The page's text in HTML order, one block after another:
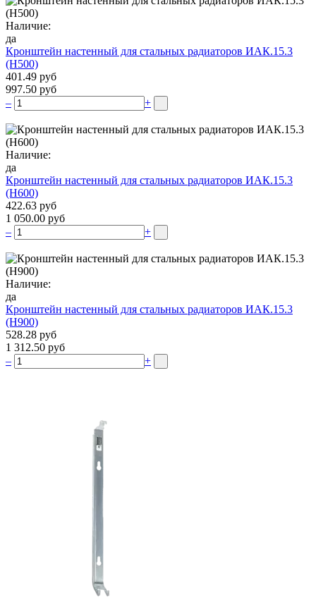
Наличие:
да
Кронштейн настенный для стальных радиаторов ИАК.15.3
(H500)
401.49 руб
997.50 руб
–
+
Наличие:
да
Кронштейн настенный для стальных радиаторов ИАК.15.3
(H600)
422.63 руб
1 050.00 руб
–
+
Наличие:
да
Кронштейн настенный для стальных радиаторов ИАК.15.3
(H900)
528.28 руб
1 312.50 руб
–
+